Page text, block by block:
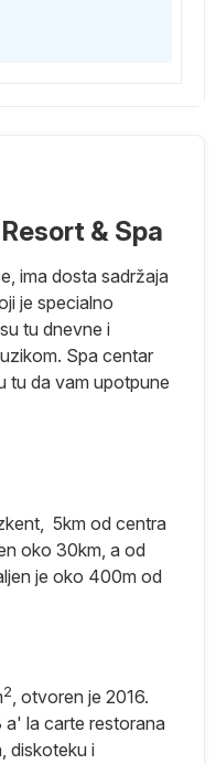
& Spa
ima dosta sadržaja
je specialno
tu dnevne i
Spa centar
tu da vam upotpune
5km od centra
oko 30km, a od
je oko 400m od
2, otvoren je 2016.
la carte restorana
diskoteku i